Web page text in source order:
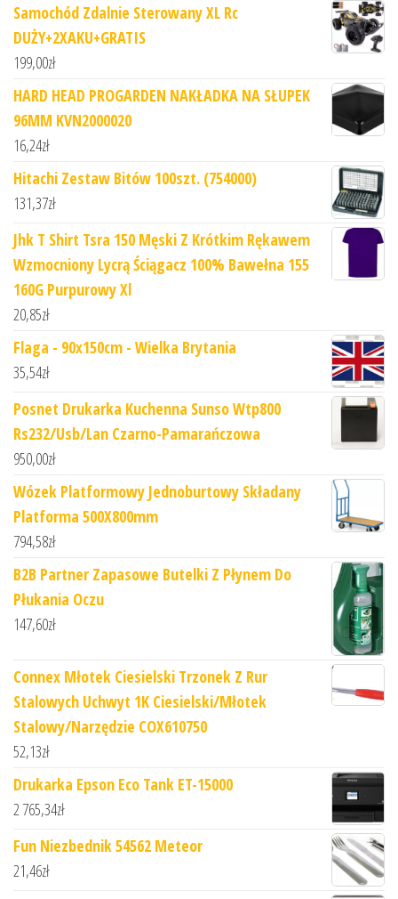
Samochód Zdalnie Sterowany XL Rc
DUŻY+2XAKU+GRATIS
199,00zł
HARD HEAD PROGARDEN NAKŁADKA NA SŁUPEK
96MM KVN2000020
16,24zł
Hitachi Zestaw Bitów 100szt. (754000)
131,37zł
Jhk T Shirt Tsra 150 Męski Z Krótkim Rękawem
Wzmocniony Lycrą Ściągacz 100% Bawełna 155
160G Purpurowy Xl
20,85zł
Flaga - 90x150cm - Wielka Brytania
35,54zł
Posnet Drukarka Kuchenna Sunso Wtp800
Rs232/Usb/Lan Czarno-Pamarańczowa
950,00zł
Wózek Platformowy Jednoburtowy Składany
Platforma 500X800mm
794,58zł
B2B Partner Zapasowe Butelki Z Płynem Do
Płukania Oczu
147,60zł
Connex Młotek Ciesielski Trzonek Z Rur
Stalowych Uchwyt 1K Ciesielski/Młotek
Stalowy/Narzędzie COX610750
52,13zł
Drukarka Epson Eco Tank ET-15000
2 765,34zł
Fun Niezbednik 54562 Meteor
21,46zł